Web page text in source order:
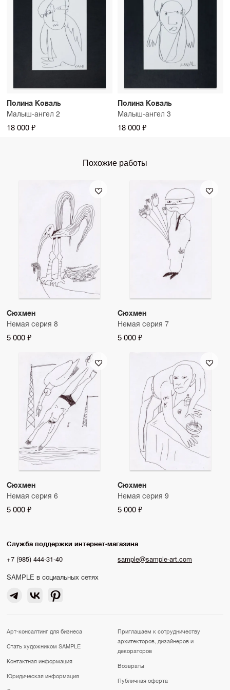
Полина Коваль
Малыш-ангел 2
18 000 ₽
Полина Коваль
Малыш-ангел 3
18 000 ₽
Похожие работы
Сюхмен
Немая серия 8
5 000 ₽
Сюхмен
Немая серия 7
5 000 ₽
Сюхмен
Немая серия 6
5 000 ₽
Сюхмен
Немая серия 9
5 000 ₽
Служба поддержки интернет-магазина
+7 (985) 444-31-40
sample@sample-art.com
SAMPLE в социальных сетях
Арт-консалтинг для бизнеса
Стать художником SAMPLE
Контактная информация
Юридическая информация
Приглашаем к сотрудничеству
архитекторов, дизайнеров и
декораторов
Возвраты
Публичная оферта